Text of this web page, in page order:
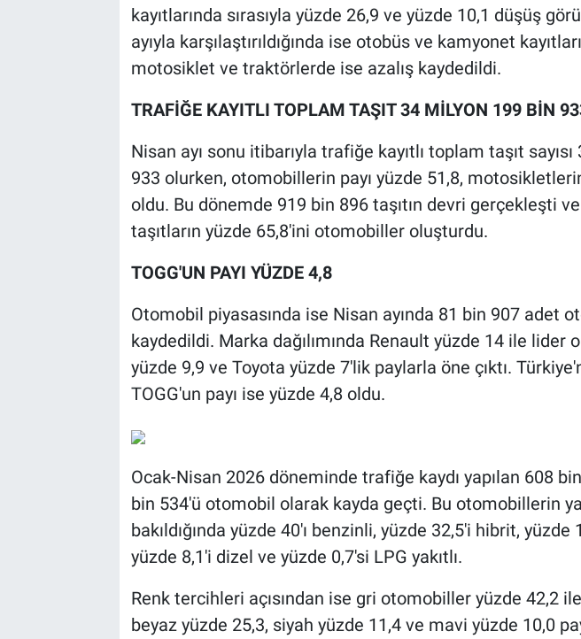
kayıtlarında sırasıyla yüzde 26,9 ve yüzde 10,1 düşüş
ayıyla karşılaştırıldığında ise otobüs ve kamyonet
motosiklet ve traktörlerde ise azalış kaydedildi.
TRAFİĞE KAYITLI TOPLAM TAŞIT 34 MİLYON 199 BİN
Nisan ayı sonu itibarıyla trafiğe kayıtlı toplam taşıt
933 olurken, otomobillerin payı yüzde 51,8,
oldu. Bu dönemde 919 bin 896 taşıtın devri gerçekleşti
taşıtların yüzde 65,8'ini otomobiller oluşturdu.
TOGG'UN PAYI YÜZDE 4,8
Otomobil piyasasında ise Nisan ayında 81 bin 907 adet
kaydedildi. Marka dağılımında Renault yüzde 14 ile lider
yüzde 9,9 ve Toyota yüzde 7'lik paylarla öne çıktı.
TOGG'un payı ise yüzde 4,8 oldu.
Ocak-Nisan 2026 döneminde trafiğe kaydı yapılan 608
bin 534'ü otomobil olarak kayda geçti. Bu otomobillerin
bakıldığında yüzde 40'ı benzinli, yüzde 32,5'i hibrit,
yüzde 8,1'i dizel ve yüzde 0,7'si LPG yakıtlı.
Renk tercihleri açısından ise gri otomobiller yüzde 42,2
beyaz yüzde 25,3, siyah yüzde 11,4 ve mavi yüzde 10,0